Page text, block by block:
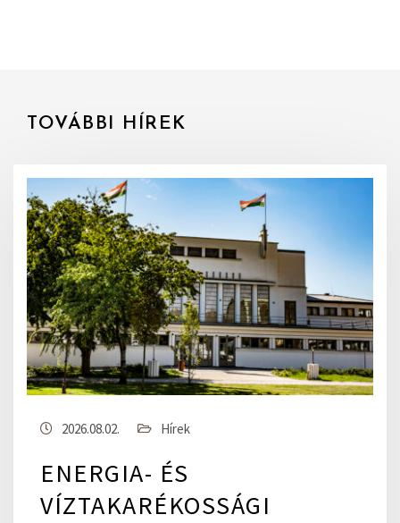
TOVÁBBI HÍREK
2026.08.02. Hírek
ENERGIA- ÉS
VÍZTAKARÉKOSSÁGI